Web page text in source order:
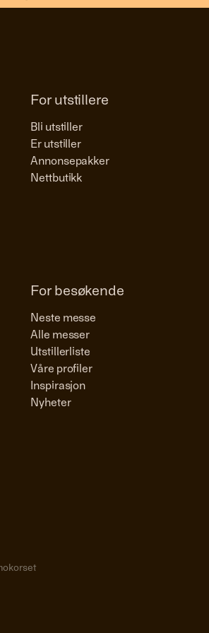
For utstillere
Bli utstiller
Er utstiller
Annonsepakker
Nettbutikk
For besøkende
Neste messe
Alle messer
Utstillerliste
Våre profiler
Inspirasjon
Nyheter